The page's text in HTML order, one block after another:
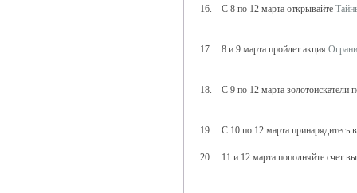
16. С 8 по 12 марта открывайте
17. 8 и 9 марта пройдет акция
18. С 9 по 12 марта золотоискатели
19. С 10 по 12 марта принарядитесь
20. 11 и 12 марта пополняйте счет